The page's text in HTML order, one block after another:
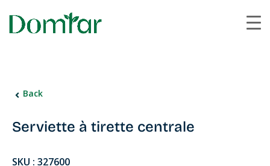
Back
Serviette à tirette centrale
SKU : 327600